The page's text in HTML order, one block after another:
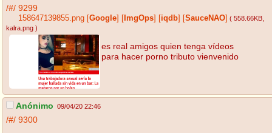
/#/ 9299
158647139855.png Google ImgOps iqdb SauceNAO ( 558.66KB,
kalra.png )
es real amigos quien tenga vídeos
para hacer porno tributo vienvenido
Anónimo 09/04/20 22:46
/#/ 9300